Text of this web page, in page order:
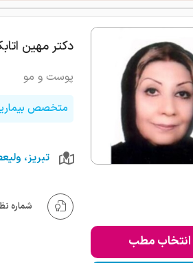
انتخاب مطب
دکتر مهین
پوست و مو
متخصص
شماره نظام: